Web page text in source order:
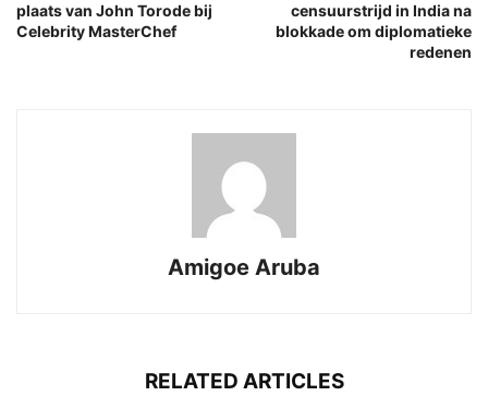
plaats van John Torode bij
Celebrity MasterChef
censuurstrijd in India na
blokkade om diplomatieke
redenen
Amigoe Aruba
RELATED ARTICLES